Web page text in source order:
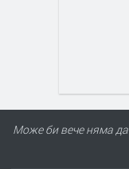
Може би вече няма да